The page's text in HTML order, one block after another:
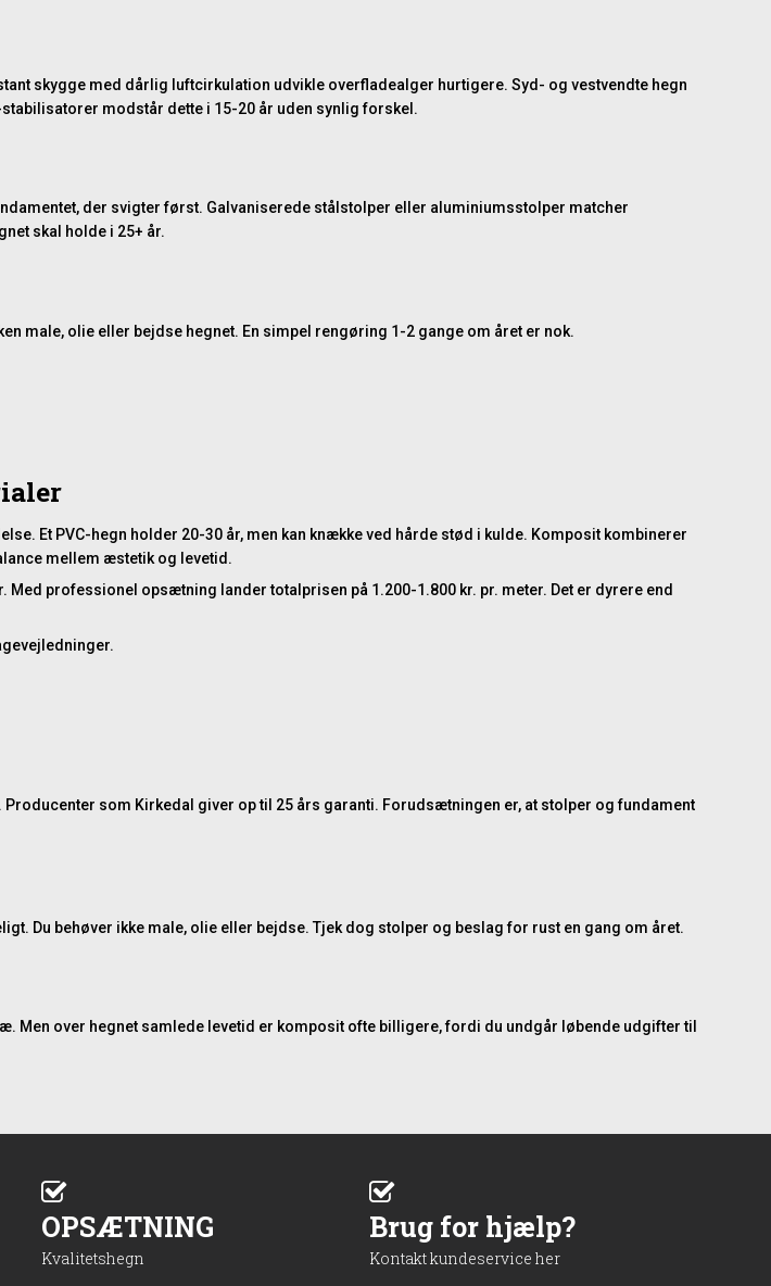
skygge med dårlig luftcirkulation udvikle overfladealger hurtigere. Syd- og vestvendte hegn
modstår dette i 15-20 år uden synlig forskel.
, der svigter først. Galvaniserede stålstolper eller aluminiumsstolper matcher
skal holde i 25+ år.
male, olie eller bejdse hegnet. En simpel rengøring 1-2 gange om året er nok.
Et PVC-hegn holder 20-30 år, men kan knække ved hårde stød i kulde. Komposit kombinerer
mellem æstetik og levetid.
Med professionel opsætning lander totalprisen på 1.200-1.800 kr. pr. meter. Det er dyrere end
.
som Kirkedal giver op til 25 års garanti. Forudsætningen er, at stolper og fundament
Du behøver ikke male, olie eller bejdse. Tjek dog stolper og beslag for rust en gang om året.
Men over hegnet samlede levetid er komposit ofte billigere, fordi du undgår løbende udgifter til
OPSÆTNING
Kvalitetshegn
Brug for hjælp?
Kontakt kundeservice her